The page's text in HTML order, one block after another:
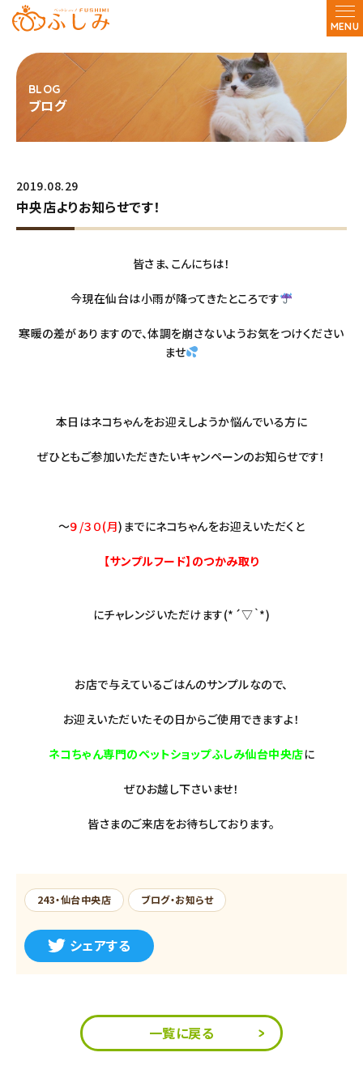
MENU
ブログ
2019.08.29
中央店よりお知らせです！
皆さま、こんにちは！
今現在仙台は小雨が降ってきたところです
寒暖の差がありますので、体調を崩さないようお気をつけください
ませ
本日はネコちゃんをお迎えしようか悩んでいる方に
ぜひともご参加いただきたいキャンペーンのお知らせです！
～９/３０(月)までにネコちゃんをお迎えいただくと
【サンプルフード】のつかみ取り
にチャレンジいただけます(*´▽｀*)
お店で与えているごはんのサンプルなので、
お迎えいただいたその日からご使用できますよ！
ネコちゃん専門のペットショップふしみ仙台中央店に
ぜひお越し下さいませ！
皆さまのご来店をお待ちしております。
243・仙台中央店 ブログ・お知らせ
シェアする
一覧に戻る